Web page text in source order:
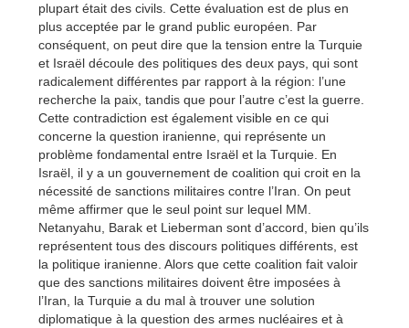
plupart était des civils. Cette évaluation est de plus en
plus acceptée par le grand public européen. Par
conséquent, on peut dire que la tension entre la Turquie
et Israël découle des politiques des deux pays, qui sont
radicalement différentes par rapport à la région: l’une
recherche la paix, tandis que pour l’autre c’est la guerre.
Cette contradiction est également visible en ce qui
concerne la question iranienne, qui représente un
problème fondamental entre Israël et la Turquie. En
Israël, il y a un gouvernement de coalition qui croit en la
nécessité de sanctions militaires contre l’Iran. On peut
même affirmer que le seul point sur lequel MM.
Netanyahu, Barak et Lieberman sont d’accord, bien qu’ils
représentent tous des discours politiques différents, est
la politique iranienne. Alors que cette coalition fait valoir
que des sanctions militaires doivent être imposées à
l’Iran, la Turquie a du mal à trouver une solution
diplomatique à la question des armes nucléaires et à